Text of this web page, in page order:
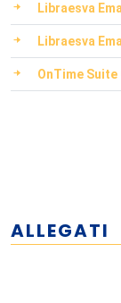
Libraesva
Libraesva
OnTime Suite
ALLEGATI